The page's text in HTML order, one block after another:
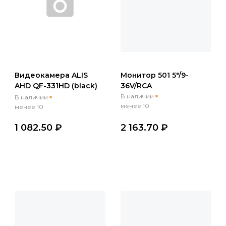
Видеокамера ALIS
AHD QF-331HD (black)
2,8mm/1.3mpx/90°/
цветная/куполь/ИК 15м
В наличии
менее 10
1 082.50 ₽
Монитор 501 5"/9-
36V/RCA
В наличии
менее 10
2 163.70 ₽